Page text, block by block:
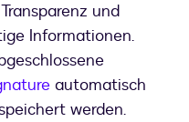
und
Informationen.
automatisch
werden.